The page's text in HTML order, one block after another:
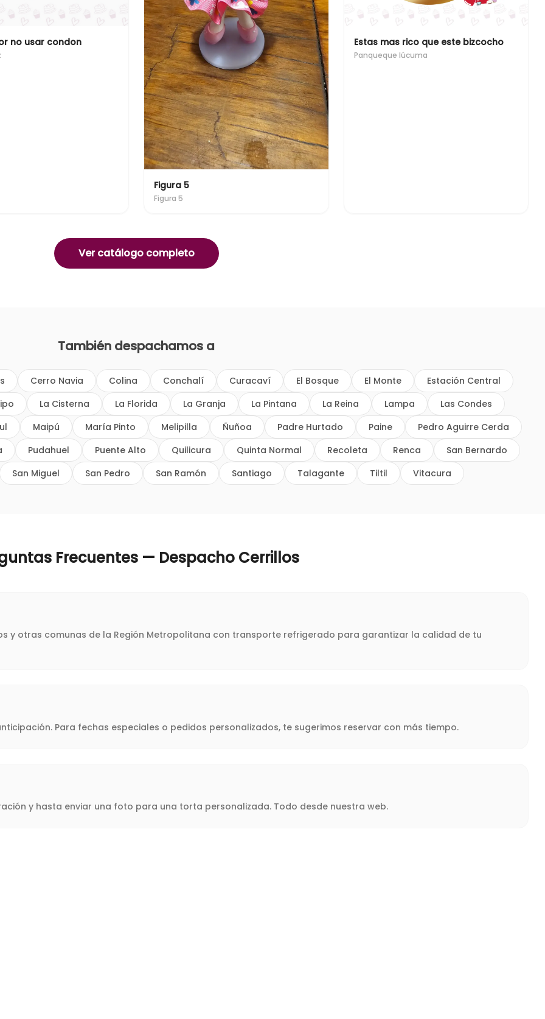
no usar condon
Figura 5
Figura 5
Estas mas rico que este bizcocho
Panqueque lúcuma
Ver catálogo completo
También despachamos a
Cerro Navia Colina Conchalí Curacaví El Bosque El Monte
Estación Central
La Cisterna La Florida La Granja La Pintana La Reina Lampa
Las Condes
Maipú María Pinto Melipilla Ñuñoa Padre Hurtado Paine
Pedro Aguirre Cerda
Pudahuel Puente Alto Quilicura Quinta Normal Recoleta Renca
San Bernardo
San Miguel San Pedro San Ramón Santiago Talagante Tiltil Vitacura
Frecuentes — Despacho Cerrillos
y otras comunas de la Región Metropolitana con transporte refrigerado para garantizar la calidad de tu
Para fechas especiales o pedidos personalizados, te sugerimos reservar con más tiempo.
y hasta enviar una foto para una torta personalizada. Todo desde nuestra web.